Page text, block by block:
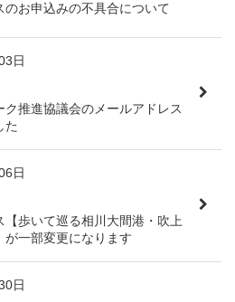
のお申込みの不具合について
日
ク推進協議会のメールアドレス
た
日
【歩いて巡る相川大間港・吹上
が一部変更になります
日